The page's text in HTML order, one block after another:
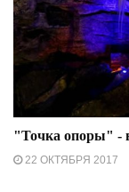
"Точка опоры" -
22 ОКТЯБРЯ 2017